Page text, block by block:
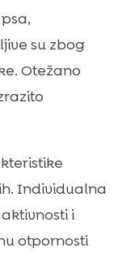
su zbog
Otežano
Individualna
i
otpornosti